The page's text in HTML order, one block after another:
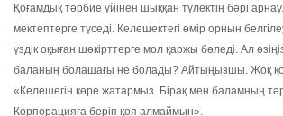
Қоғамдық тәрбие үйінен шыққан түлектің бәрі
мектептерге түседі. Келешектегі өмір орнын
үздік оқыған шәкірттерге мол қаржы бөледі. Ал
баланың болашағы не болады? Айтыңызшы. Жоқ
«Келешегін көре жатармыз. Бірақ мен баламның
Корпорацияға беріп қоя алмаймын».